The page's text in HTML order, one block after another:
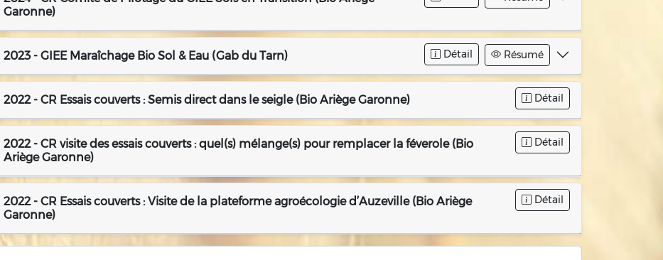
Garonne)
Détail Résumé
2023 - GIEE Maraîchage Bio Sol & Eau (Gab du Tarn)
Détail
2022 - CR Essais couverts : Semis direct dans le seigle (Bio Ariège Garonne)
Détail
2022 - CR visite des essais couverts : quel(s) mélange(s) pour remplacer la féverole (Bio
Ariège Garonne)
Détail
2022 - CR Essais couverts : Visite de la plateforme agroécologie d’Auzeville (Bio Ariège
Garonne)